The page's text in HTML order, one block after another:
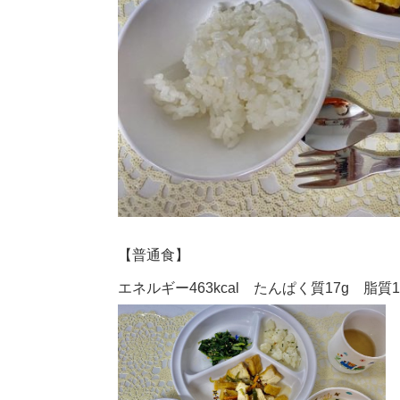
【普通食】
エネルギー463kcal たんぱく質17g 脂質